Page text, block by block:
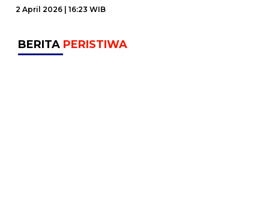
2 April 2026 | 16:23 WIB
BERITA PERISTIWA